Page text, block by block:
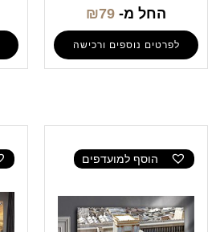
החל מ- ₪79
לפרטים נוספים ורכישה
הוסף למועדפים